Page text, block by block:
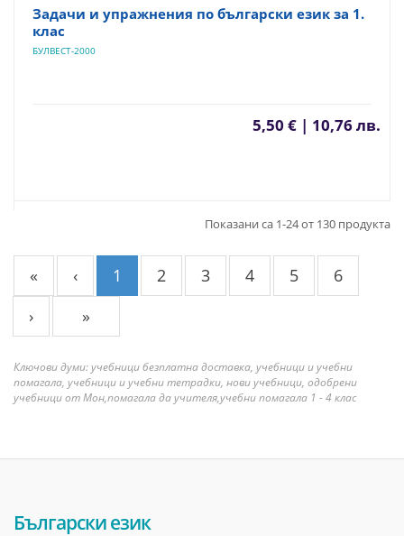
Задачи и упражнения по български език за 1.
клас
БУЛВЕСТ-2000
5,50 € | 10,76 лв.
Показани са 1-24 от 130 продукта
« ‹ 1 2 3 4 5
6
›
»
Ключови думи: учебници безплатна доставка, учебници и учебни
помагала, учебници и учебни тетрадки, нови учебници, одобрени
учебници от Мон,помагала да учителя,учебни помагала 1 - 4 клас
Български език